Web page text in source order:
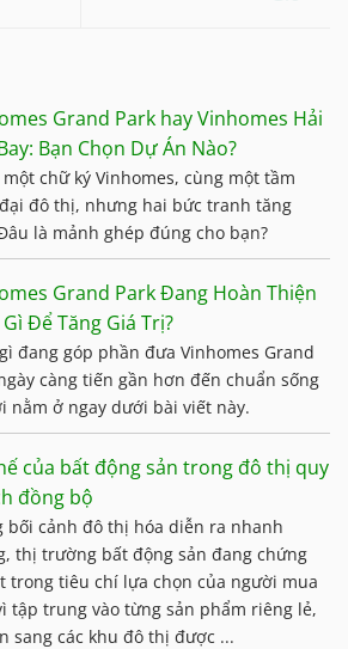
Grand Park hay Vinhomes Hải
Bạn Chọn Dự Án Nào?
một chữ ký Vinhomes, cùng một tầm
đô thị, nhưng hai bức tranh tăng
là mảnh ghép đúng cho bạn?
Grand Park Đang Hoàn Thiện
Để Tăng Giá Trị?
đang góp phần đưa Vinhomes Grand
càng tiến gần hơn đến chuẩn sống
nằm ở ngay dưới bài viết này.
của bất động sản trong đô thị quy
đồng bộ
bối cảnh đô thị hóa diễn ra nhanh
thị trường bất động sản đang chứng
trong tiêu chí lựa chọn của người mua
tập trung vào từng sản phẩm riêng lẻ,
sang các khu đô thị được ...